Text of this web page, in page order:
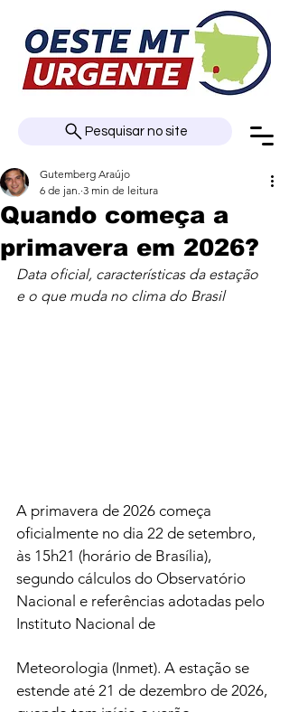
Pesquisar no site
Quando começa a
primavera em 2026?
Gutemberg Araújo
6 de jan. 3 min de leitura
Data oficial, características da estação
e o que muda no clima do Brasil
A primavera de 2026 começa
oficialmente no dia 22 de setembro,
às 15h21 (horário de Brasília),
segundo cálculos do Observatório
Nacional e referências adotadas pelo
Instituto Nacional de
Meteorologia (Inmet). A estação se
estende até 21 de dezembro de 2026,